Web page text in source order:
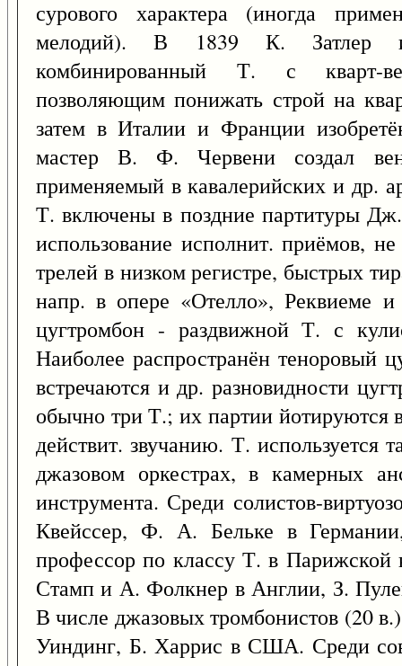
сурового характера (иногда
мелодий). В 1839 К. Затлер из
комбинированный Т. с кварт-
позволяющим понижать строй на
затем в Италии и Франции
мастер В. Ф. Червени создал
применяемый в кавалерийских и др.
Т. включены в поздние партитуры Дж.
использование исполнит. приёмов,
трелей в низком регистре, быстрых
напр. в опере «Отелло», Реквиеме
цугтромбон - раздвижной Т. с
Наиболее распространён теноровый
встречаются и др. разновидности
обычно три Т.; их партии йотируются
действит. звучанию. Т. используется
джазовом оркестрах, в камерных
инструмента. Среди солистов-
Квейссер, Ф. А. Бельке в
профессор по классу Т. в
Стамп и А. Фолкнер в Англии, З.
В числе джазовых тромбонистов (20
Уиндинг, Б. Харрис в США. Среди